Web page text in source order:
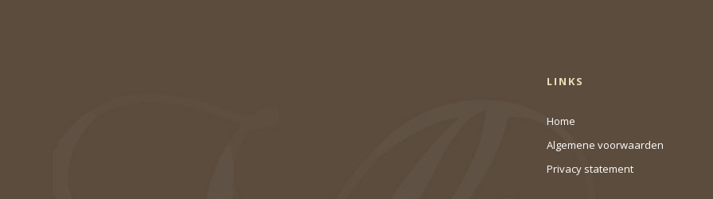
LINKS
Home
Algemene voorwaarden
Privacy statement